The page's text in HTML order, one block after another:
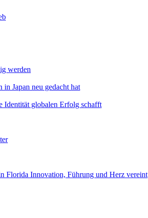
werden
Japan neu gedacht hat
Identität globalen Erfolg schafft
Florida Innovation, Führung und Herz vereint